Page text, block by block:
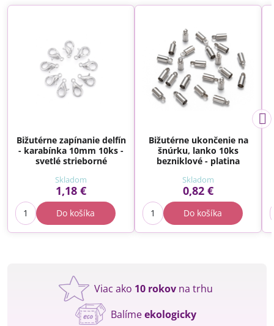
Bižutérne zapínanie delfín
- karabínka 10mm 10ks -
svetlé strieborné
Skladom
1,18 €
Do košíka
Bižutérne ukončenie na
šnúrku, lanko 10ks
bezniklové - platina
Skladom
0,82 €
Do košíka
Viac ako 10 rokov na trhu
Balímeekologicky